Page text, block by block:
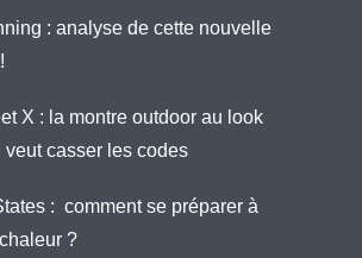
: analyse de cette nouvelle
X : la montre outdoor au look
veut casser les codes
: comment se préparer à
chaleur ?